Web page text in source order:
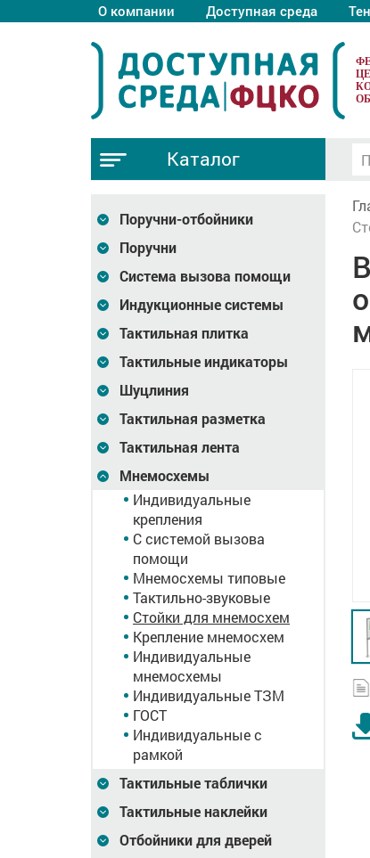
О компании Доступная среда
Каталог
Поручни-отбойники
Поручни
Система вызова помощи
Индукционные системы
Тактильная плитка
Тактильные индикаторы
Шуцлиния
Тактильная разметка
Тактильная лента
Мнемосхемы
Индивидуальные
крепления
С системой вызова
помощи
Мнемосхемы типовые
Тактильно-звуковые
Стойки для мнемосхем
Крепление мнемосхем
Индивидуальные
мнемосхемы
Индивидуальные ТЗМ
ГОСТ
Индивидуальные с
рамкой
Тактильные таблички
Тактильные наклейки
Отбойники для дверей
Индивидуальная
мнемосхемы (СТ3)
Фиксация